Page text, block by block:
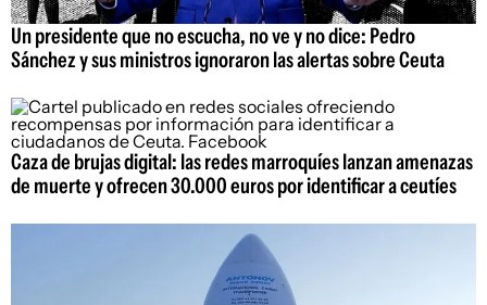
Un presidente que no escucha, no ve y no dice: Pedro
Sánchez y sus ministros ignoraron las alertas sobre Ceuta
Caza de brujas digital: las redes marroquíes lanzan amenazas
de muerte y ofrecen 30.000 euros por identificar a ceutíes